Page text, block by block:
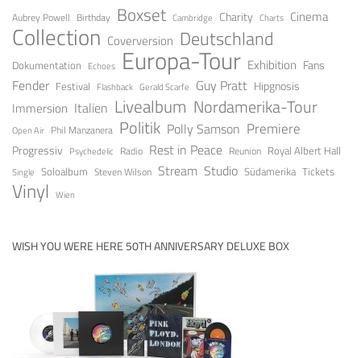
Aubrey Powell Birthday Boxset Cambridge Charity Charts Cinema
Collection Coverversion Deutschland
Dokumentation Echoes Europa-Tour Exhibition Fans
Fender Festival Flashback Gerald Scarfe Guy Pratt Hipgnosis
Immersion Italien Livealbum Nordamerika-Tour
Open Air Phil Manzanera Politik Polly Samson Premiere
Progressiv Psychedelic Radio Rest in Peace Reunion Royal Albert Hall
Single Soloalbum Steven Wilson Stream Studio Südamerika Tickets
Vinyl Wien
WISH YOU WERE HERE 50TH ANNIVERSARY DELUXE BOX